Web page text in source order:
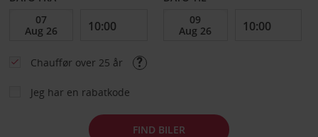
Chauffør over 25 år
Jeg har en rabatkode
FIND BILER